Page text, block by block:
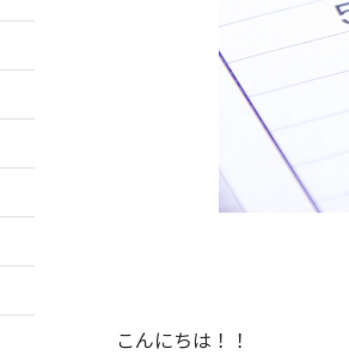
こんにちは！！